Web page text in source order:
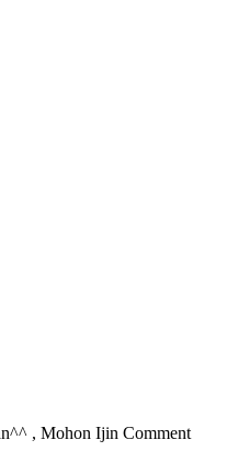
, Mohon Ijin Comment